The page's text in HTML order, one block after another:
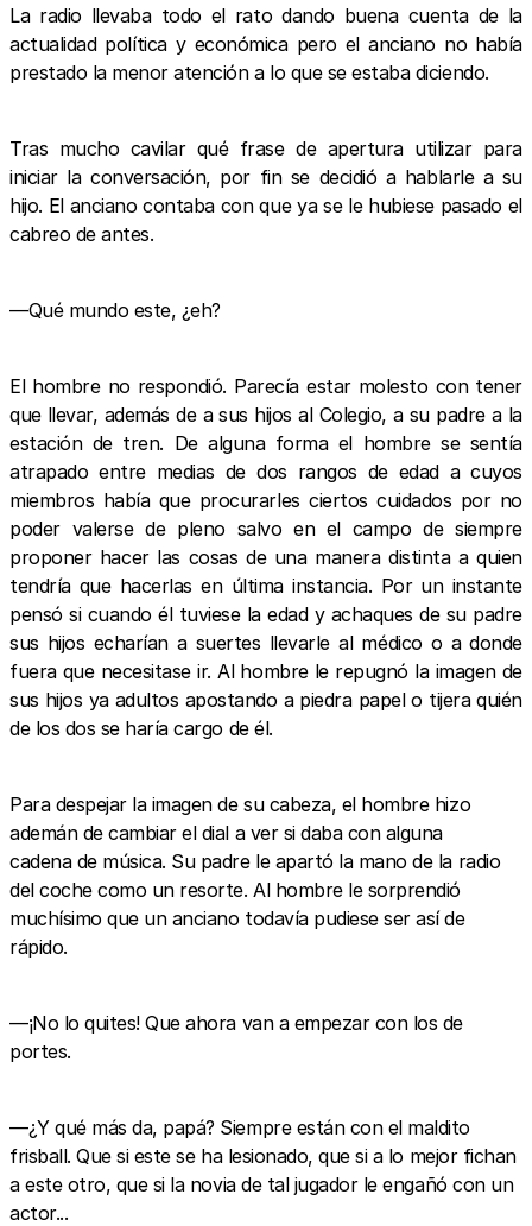
La radio llevaba todo el rato dando buena cuenta de la
actualidad política y económica pero el anciano no había
prestado la menor atención a lo que se estaba diciendo.
Tras mucho cavilar qué frase de apertura utilizar para
iniciar la conversación, por fin se decidió a hablarle a su
hijo. El anciano contaba con que ya se le hubiese pasado el
cabreo de antes.
—Qué mundo este, ¿eh?
El hombre no respondió. Parecía estar molesto con tener
que llevar, además de a sus hijos al Colegio, a su padre a la
estación de tren. De alguna forma el hombre se sentía
atrapado entre medias de dos rangos de edad a cuyos
miembros había que procurarles ciertos cuidados por no
poder valerse de pleno salvo en el campo de siempre
proponer hacer las cosas de una manera distinta a quien
tendría que hacerlas en última instancia. Por un instante
pensó si cuando él tuviese la edad y achaques de su padre
sus hijos echarían a suertes llevarle al médico o a donde
fuera que necesitase ir. Al hombre le repugnó la imagen de
sus hijos ya adultos apostando a piedra papel o tijera quién
de los dos se haría cargo de él.
Para despejar la imagen de su cabeza, el hombre hizo
ademán de cambiar el dial a ver si daba con alguna
cadena de música. Su padre le apartó la mano de la radio
del coche como un resorte. Al hombre le sorprendió
muchísimo que un anciano todavía pudiese ser así de
rápido.
—¡No lo quites! Que ahora van a empezar con los de
portes.
—¿Y qué más da, papá? Siempre están con el maldito
frisball. Que si este se ha lesionado, que si a lo mejor fichan
a este otro, que si la novia de tal jugador le engañó con un
actor...